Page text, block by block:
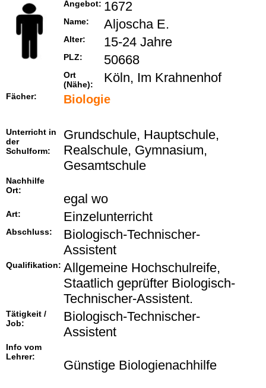
Angebot: 1672
Name: Aljoscha E.
Alter: 15-24 Jahre
PLZ: 50668
Ort
(Nähe):
Köln, Im Krahnenhof
Fächer: Biologie
Unterricht in
der
Schulform:
Grundschule, Hauptschule,
Realschule, Gymnasium,
Gesamtschule
Nachhilfe
Ort:
egal wo
Art: Einzelunterricht
Abschluss:
Biologisch-Technischer-
Assistent
Qualifikation: Allgemeine Hochschulreife,
Staatlich geprüfter Biologisch-
Technischer-Assistent.
Tätigkeit /
Job:
Biologisch-Technischer-
Assistent
Info vom
Lehrer:
Günstige Biologienachhilfe